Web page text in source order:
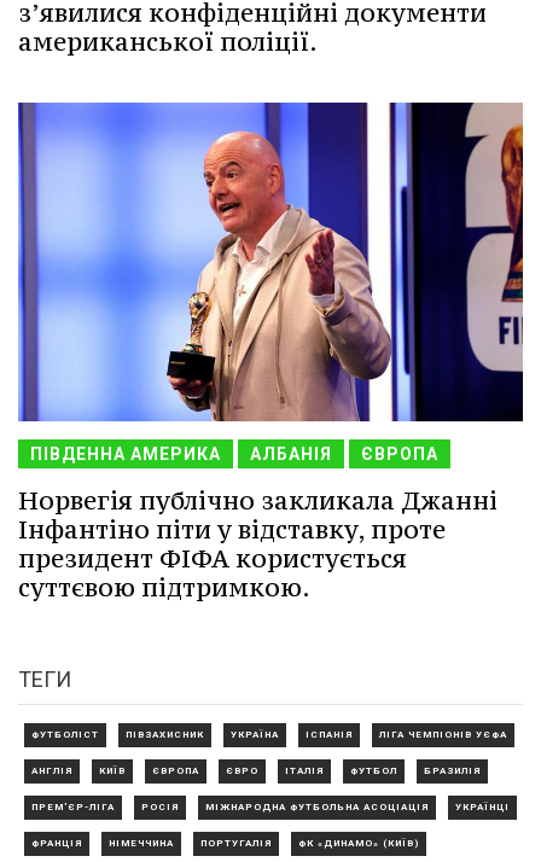
з’явилися конфіденційні документи
американської поліції.
ПІВДЕННА АМЕРИКА АЛБАНІЯ ЄВРОПА
Норвегія публічно закликала Джанні
Інфантіно піти у відставку, проте
президент ФІФА користується
суттєвою підтримкою.
ТЕГИ
ФУТБОЛІСТ ПІВЗАХИСНИК УКРАЇНА ІСПАНІЯ ЛІГА ЧЕМПІОНІВ УЄФА
АНГЛІЯ КИЇВ ЄВРОПА ЄВРО ІТАЛІЯ ФУТБОЛ БРАЗИЛІЯ
ПРЕМ'ЄР-ЛІГА РОСІЯ МІЖНАРОДНА ФУТБОЛЬНА АСОЦІАЦІЯ УКРАЇНЦІ
ФРАНЦІЯ НІМЕЧЧИНА ПОРТУГАЛІЯ ФК «ДИНАМО» (КИЇВ)